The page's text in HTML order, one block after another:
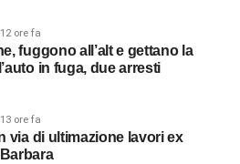
12 ore fa
fuggono all’alt e gettano la
in fuga, due arresti
13 ore fa
via di ultimazione lavori ex